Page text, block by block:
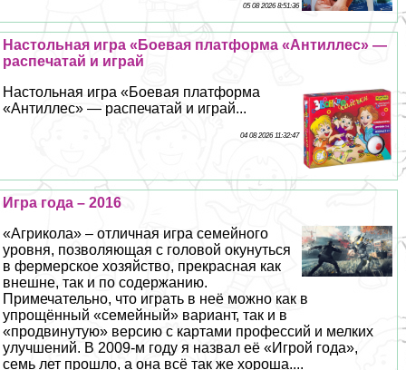
05 08 2026 8:51:36
Настольная игра «Боевая платформа «Антиллес» —
распечатай и играй
Настольная игра «Боевая платформа
«Антиллес» — распечатай и играй...
04 08 2026 11:32:47
Игра года – 2016
«Агрикола» – отличная игра семейного
уровня, позволяющая с головой окунуться
в фермерское хозяйство, прекрасная как
внешне, так и по содержанию.
Примечательно, что играть в неё можно как в
упрощённый «семейный» вариант, так и в
«продвинутую» версию с картами профессий и мелких
улучшений. В 2009-м году я назвал её «Игрой года»,
семь лет прошло, а она всё так же хороша....